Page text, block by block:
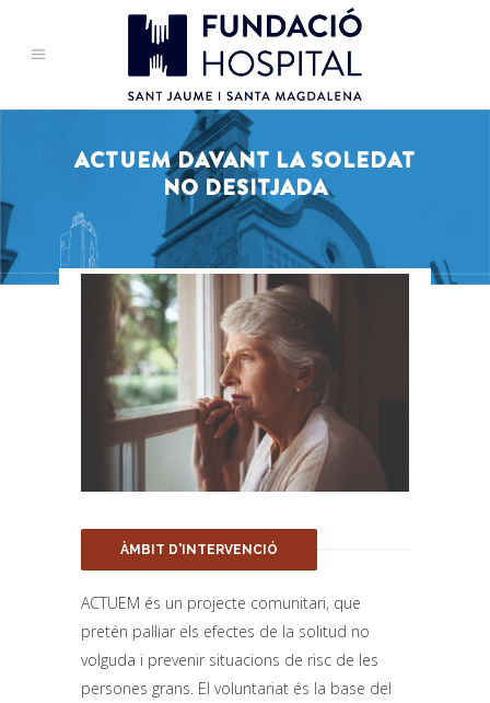
ACTUEM DAVANT LA SOLEDAT
NO DESITJADA
ÀMBIT D'INTERVENCIÓ
ACTUEM és un projecte comunitari, que
pretén pal·liar els efectes de la solitud no
volguda i prevenir situacions de risc de les
persones grans. El voluntariat és la base del